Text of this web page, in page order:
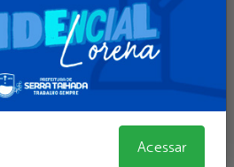
OLIVEIRA
Acessar